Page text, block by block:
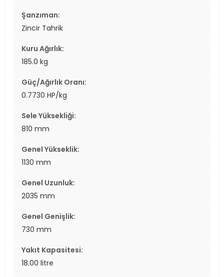
Şanzıman:
Zincir Tahrik
Kuru Ağırlık:
185.0 kg
Güç/Ağırlık Oranı:
0.7730 HP/kg
Sele Yüksekliği:
810 mm
Genel Yükseklik:
1130 mm
Genel Uzunluk:
2035 mm
Genel Genişlik:
730 mm
Yakıt Kapasitesi:
18.00 litre